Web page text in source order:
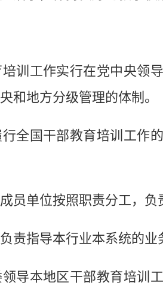
工作实行在党中央领导
和地方分级管理的体制。
国干部教育培训工作的
单位按照职责分工，负
指导本行业本系统的业
本地区干部教育培训工